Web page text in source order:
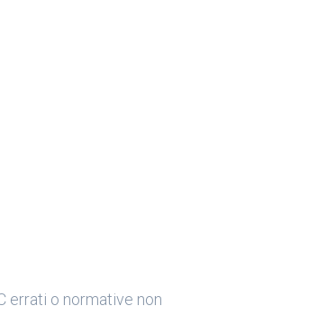
errati o normative non